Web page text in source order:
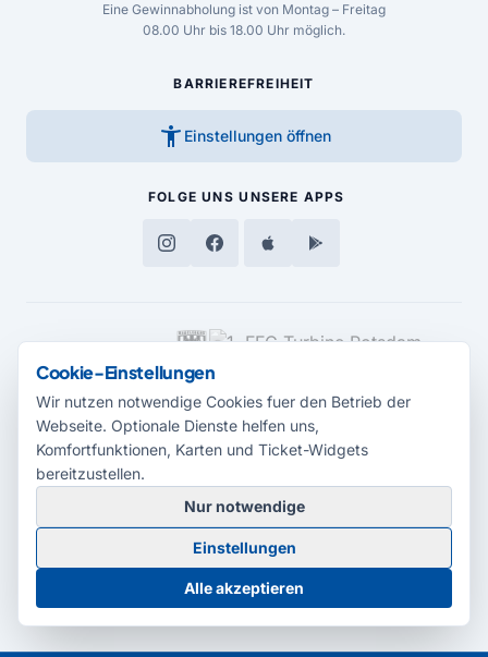
Eine Gewinnabholung ist von Montag – Freitag
08.00 Uhr bis 18.00 Uhr möglich.
BARRIEREFREIHEIT
accessibility_new Einstellungen öffnen
FOLGE UNS UNSERE APPS
MEDIENPARTNER
© 2026 Radio Potsdam. Webseite entwickelt durch dieMedienagentur
Babelsberg
BarrierefreiheitserklärungAGBDatenschutzImpressum
Cookie-Einstellungen
Cookie-Einstellungen
Wir nutzen notwendige Cookies fuer den Betrieb der
Webseite. Optionale Dienste helfen uns,
Komfortfunktionen, Karten und Ticket-Widgets
bereitzustellen.
Nur notwendige
Einstellungen
Alle akzeptieren